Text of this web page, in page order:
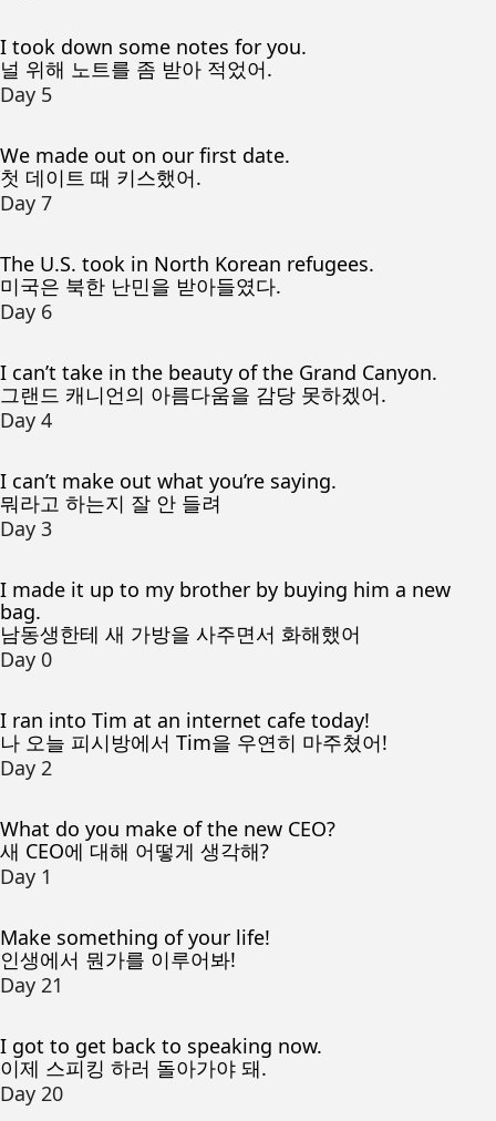
I took down some notes for you.
널 위해 노트를 좀 받아 적었어.
Day 5
We made out on our first date.
첫 데이트 때 키스했어.
Day 7
The U.S. took in North Korean refugees.
미국은 북한 난민을 받아들였다.
Day 6
I can’t take in the beauty of the Grand Canyon.
그랜드 캐니언의 아름다움을 감당 못하겠어.
Day 4
I can’t make out what you’re saying.
뭐라고 하는지 잘 안 들려
Day 3
I made it up to my brother by buying him a new
bag.
남동생한테 새 가방을 사주면서 화해했어
Day 0
I ran into Tim at an internet cafe today!
나 오늘 피시방에서 Tim을 우연히 마주쳤어!
Day 2
What do you make of the new CEO?
새 CEO에 대해 어떻게 생각해?
Day 1
Make something of your life!
인생에서 뭔가를 이루어봐!
Day 21
I got to get back to speaking now.
이제 스피킹 하러 돌아가야 돼.
Day 20